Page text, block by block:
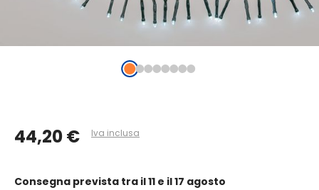
44,20 € Iva inclusa
Consegna prevista tra il 11 e il 17 agosto